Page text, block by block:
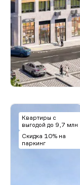
Квартиры с
выгодой до 9,7 млн
Скидка 10% на
паркинг